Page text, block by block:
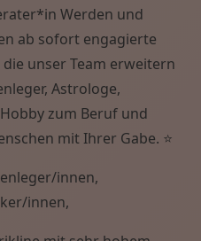
Werden und
ab sofort engagierte
unser Team erweitern
Astrologe,
zum Beruf und
mit Ihrer Gabe. ⭐
innen,
innen,